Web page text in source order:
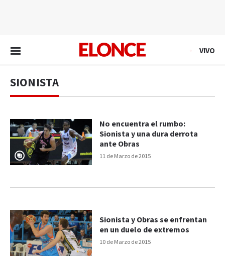
VIVO
SIONISTA
11 de Marzo de 2015
No encuentra el rumbo:
Sionista y una dura derrota
ante Obras
10 de Marzo de 2015
Sionista y Obras se enfrentan
en un duelo de extremos